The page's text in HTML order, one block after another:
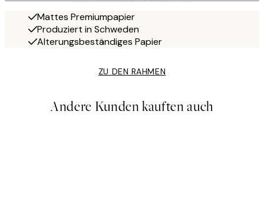
Mattes Premiumpapier
Produziert in Schweden
Alterungsbeständiges Papier
ZU DEN RAHMEN
Andere Kunden kauften auch